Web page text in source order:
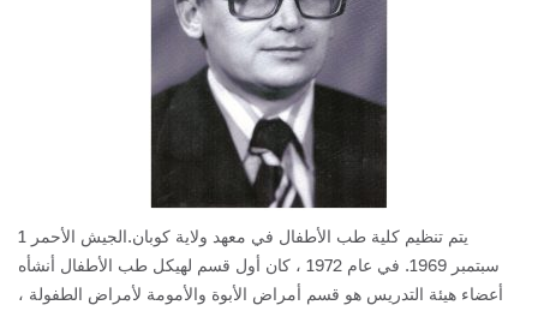
يتم تنظيم كلية طب الأطفال في معهد ولاية كوبان.الجيش الأحمر 1
سبتمبر 1969.
في عام 1972 ، كان أول قسم لهيكل طب الأطفال أنشأه
أعضاء هيئة التدريس هو قسم أمراض الأبوة والأمومة لأمراض الطفولة ،